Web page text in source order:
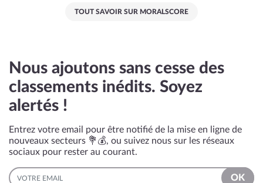
TOUT SAVOIR SUR MORALSCORE
Nous ajoutons sans cesse des
classements inédits. Soyez
alertés !
Entrez votre email pour être notifié de la mise en ligne de
nouveaux secteurs 💐💰, ou suivez nous sur les réseaux
sociaux pour rester au courant.
EMAIL
OK